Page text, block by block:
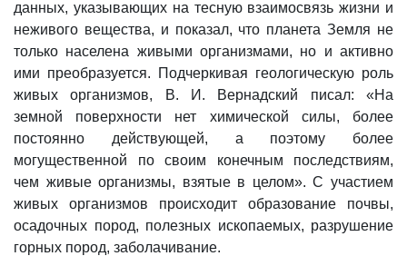
данных, указывающих на тесную взаимосвязь жизни и
неживого вещества, и показал, что планета Земля не
только населена живыми организмами, но и активно
ими преобразуется. Подчеркивая геологическую роль
живых организмов, В. И. Вернадский писал: «На
земной поверхности нет химической силы, более
постоянно действующей, а поэтому более
могущественной по своим конечным последствиям,
чем живые организмы, взятые в целом». С участием
живых организмов происходит образование почвы,
осадочных пород, полезных ископаемых, разрушение
горных пород, заболачивание.